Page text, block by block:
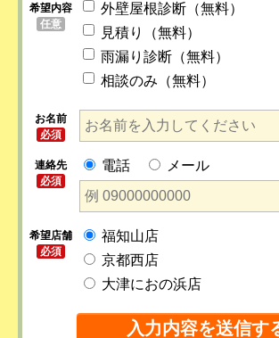
希望内容
任意
外壁屋根診断（無料）
見積り（無料）
雨漏り診断（無料）
相談のみ（無料）
お名前
必須
連絡先
必須
電話 メール
希望店舗
必須
福知山店
京都西店
大津におの浜店